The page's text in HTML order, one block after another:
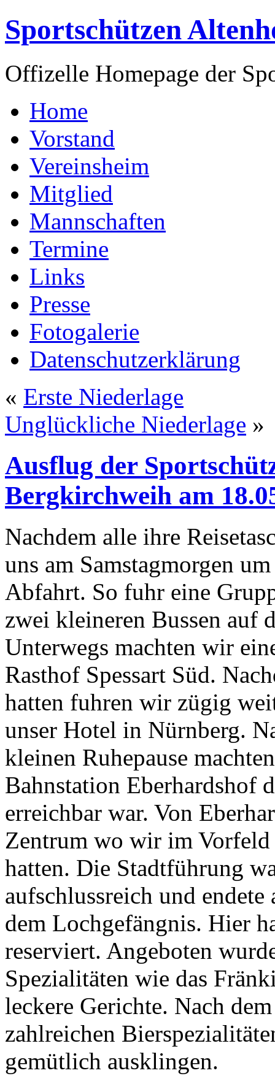
Sportschützen
Offizelle Homepage der
Home
Vorstand
Vereinsheim
Mitglied
Mannschaften
Termine
Links
Presse
Fotogalerie
Datenschutzerklärung
« Erste Niederlage
Unglückliche Niederlage »
Ausflug der
Bergkirchweih am
Nachdem alle ihre
uns am Samstagmorgen
Abfahrt. So fuhr eine
zwei kleineren Bussen auf
Unterwegs machten wir
Rasthof Spessart Süd.
hatten fuhren wir zügig
unser Hotel in Nürnberg.
kleinen Ruhepause
Bahnstation Eberhardshof
erreichbar war. Von
Zentrum wo wir im
hatten. Die Stadtführung
aufschlussreich und
dem Lochgefängnis. Hier
reserviert. Angeboten
Spezialitäten wie das
leckere Gerichte. Nach
zahlreichen
gemütlich ausklingen.